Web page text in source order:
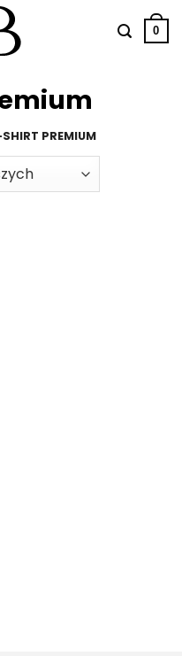
0
PREMIUM